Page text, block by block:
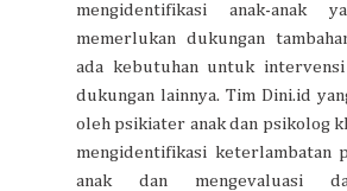
mengidentifikasi anak-anak
memerlukan dukungan
ada kebutuhan untuk intervensi
dukungan lainnya. Tim Dini.id
oleh psikiater anak dan psikolog
mengidentifikasi keterlambatan
anak dan mengevaluasi